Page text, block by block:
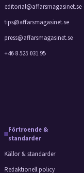
editorial@affarsmagasinet.se
tips@affarsmagasinet.se
press@affarsmagasinet.se
+46 8 525 031 95
Förtroende &
standarder
Källor & standarder
Redaktionell policy